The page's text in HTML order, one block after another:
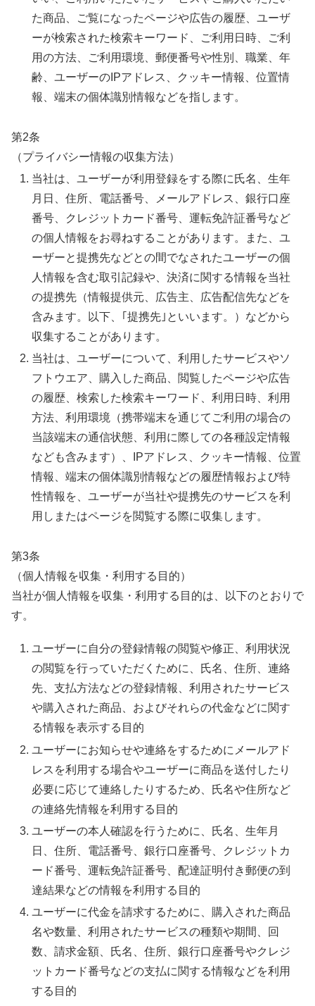
た商品、ご覧になったページや広告の履歴、ユーザ
ーが検索された検索キーワード、ご利用日時、ご利
用の方法、ご利用環境、郵便番号や性別、職業、年
齢、ユーザーのIPアドレス、クッキー情報、位置情
報、端末の個体識別情報などを指します。
第2条
（プライバシー情報の収集方法）
当社は、ユーザーが利用登録をする際に氏名、生年
月日、住所、電話番号、メールアドレス、銀行口座
番号、クレジットカード番号、運転免許証番号など
の個人情報をお尋ねすることがあります。また、ユ
ーザーと提携先などとの間でなされたユーザーの個
人情報を含む取引記録や、決済に関する情報を当社
の提携先（情報提供元、広告主、広告配信先などを
含みます。以下、｢提携先｣といいます。）などから
収集することがあります。
当社は、ユーザーについて、利用したサービスやソ
フトウエア、購入した商品、閲覧したページや広告
の履歴、検索した検索キーワード、利用日時、利用
方法、利用環境（携帯端末を通じてご利用の場合の
当該端末の通信状態、利用に際しての各種設定情報
なども含みます）、IPアドレス、クッキー情報、位置
情報、端末の個体識別情報などの履歴情報および特
性情報を、ユーザーが当社や提携先のサービスを利
用しまたはページを閲覧する際に収集します。
第3条
（個人情報を収集・利用する目的）
当社が個人情報を収集・利用する目的は、以下のとおりで
す。
ユーザーに自分の登録情報の閲覧や修正、利用状況
の閲覧を行っていただくために、氏名、住所、連絡
先、支払方法などの登録情報、利用されたサービス
や購入された商品、およびそれらの代金などに関す
る情報を表示する目的
ユーザーにお知らせや連絡をするためにメールアド
レスを利用する場合やユーザーに商品を送付したり
必要に応じて連絡したりするため、氏名や住所など
の連絡先情報を利用する目的
ユーザーの本人確認を行うために、氏名、生年月
日、住所、電話番号、銀行口座番号、クレジットカ
ード番号、運転免許証番号、配達証明付き郵便の到
達結果などの情報を利用する目的
ユーザーに代金を請求するために、購入された商品
名や数量、利用されたサービスの種類や期間、回
数、請求金額、氏名、住所、銀行口座番号やクレジ
ットカード番号などの支払に関する情報などを利用
する目的